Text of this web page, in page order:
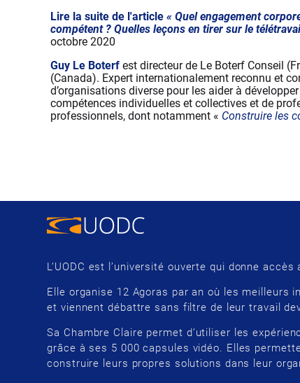
Lire la suite de l'article « Quel engagement
compétent ? Quelles leçons en tirer sur le
octobre 2020
Guy Le Boterf est directeur de Le Boterf Conseil
(Canada). Expert internationalement reconnu et
d’organisations diverse pour les aider à
compétences individuelles et collectives et de
professionnels, dont notamment « Construire les
L’UODC est l’université ouverte qui donne
Elle organise 12 Agoras par an où les meilleurs
et viennent débattre sans filtre de leur travail
Sa Chambre Claire permet d’utiliser les
grâce à ses 5 000 capsules vidéo. Elles
construire leurs propres solutions dans leur